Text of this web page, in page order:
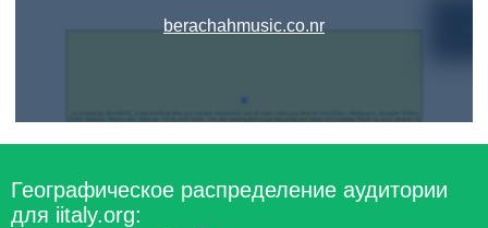
berachahmusic.co.nr
Географическое распределение аудитории
для iitaly.org: